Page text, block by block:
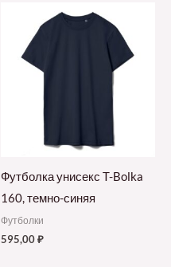
Футболка унисекс T-Bolka
160, темно-синяя
Футболки
595,00₽